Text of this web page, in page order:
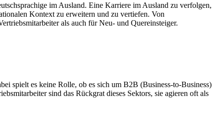
im Ausland. Eine Karriere im Ausland zu verfolgen,
Kontext zu erweitern und zu vertiefen. Von
als auch für Neu- und Quereinsteiger.
spielt es keine Rolle, ob es sich um B2B (Business-to-Business)
sind das Rückgrat dieses Sektors, sie agieren oft als